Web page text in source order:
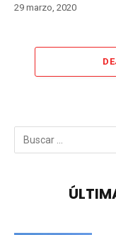
29 marzo, 2020